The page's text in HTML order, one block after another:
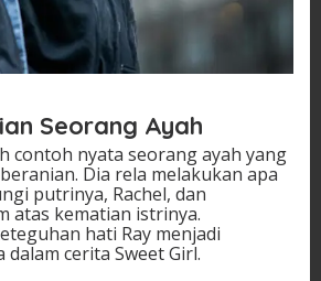
Seorang Ayah
contoh nyata seorang ayah yang
Dia rela melakukan apa
putrinya, Rachel, dan
atas kematian istrinya.
hati Ray menjadi
cerita Sweet Girl.